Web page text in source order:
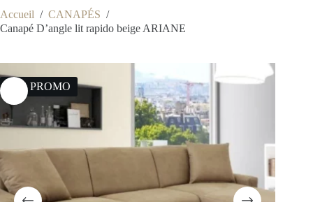
Accueil / CANAPÉS /
Canapé D’angle lit rapido beige ARIANE
26% PROMO